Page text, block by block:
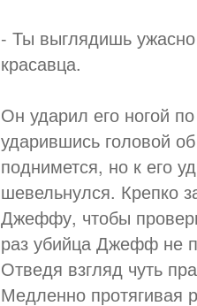
- Ты выглядишь
красавца.
Он ударил его ногой
ударившись головой
поднимется, но к его
шевельнулся. Крепко
Джеффу, чтобы
раз убийца Джефф не
Отведя взгляд чуть
Медленно протягивая